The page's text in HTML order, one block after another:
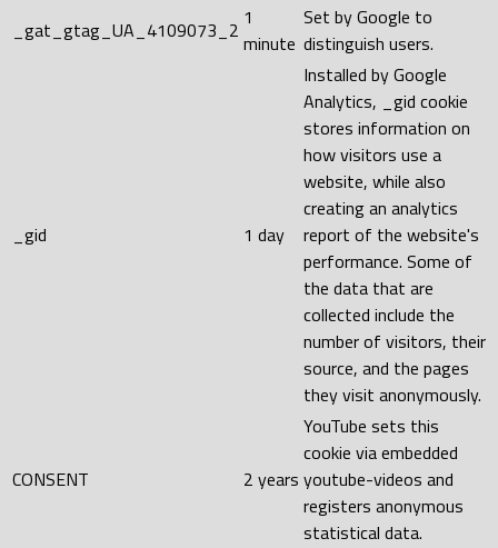
_gat_gtag_UA_4109073_2 1
minute
Set by Google to
distinguish users.
_gid 1 day
Installed by Google
Analytics, _gid cookie
stores information on
how visitors use a
website, while also
creating an analytics
report of the website's
performance. Some of
the data that are
collected include the
number of visitors, their
source, and the pages
they visit anonymously.
CONSENT 2 years
YouTube sets this
cookie via embedded
youtube-videos and
registers anonymous
statistical data.